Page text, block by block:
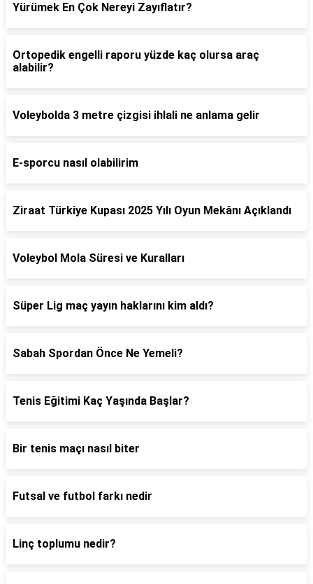
Yürümek En Çok Nereyi Zayıflatır?
Ortopedik engelli raporu yüzde kaç olursa araç
alabilir?
Voleybolda 3 metre çizgisi ihlali ne anlama gelir
E-sporcu nasıl olabilirim
Ziraat Türkiye Kupası 2025 Yılı Oyun Mekânı Açıklandı
Voleybol Mola Süresi ve Kuralları
Süper Lig maç yayın haklarını kim aldı?
Sabah Spordan Önce Ne Yemeli?
Tenis Eğitimi Kaç Yaşında Başlar?
Bir tenis maçı nasıl biter
Futsal ve futbol farkı nedir
Linç toplumu nedir?